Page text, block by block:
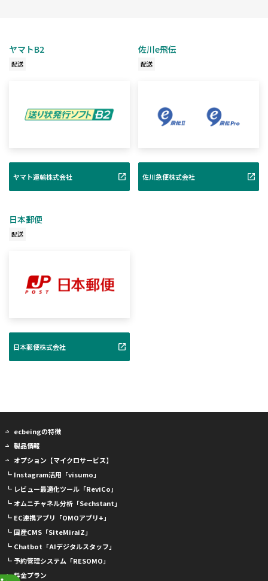
ヤマトB2
配送
ヤマト運輸株式会社
佐川e飛伝
配送
佐川急便株式会社
日本郵便
配送
日本郵便株式会社
ecbeingの特徴
製品情報
オプション【マイクロサービス】
┗ Instagram活用「visumo」
┗ レビュー最適化ツール「ReviCo」
┗ オムニチャネル分析「Sechstant」
┗ EC連携アプリ「OMOアプリ+」
┗ 国産CMS「SiteMiraiZ」
┗ Chatbot「AIデジタルスタッフ」
┗ 予約管理システム「RESOMO」
料金プラン